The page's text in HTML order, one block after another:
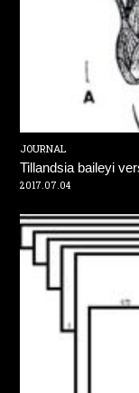
JOURNAL
Tillandsia baileyi
2017.07.04